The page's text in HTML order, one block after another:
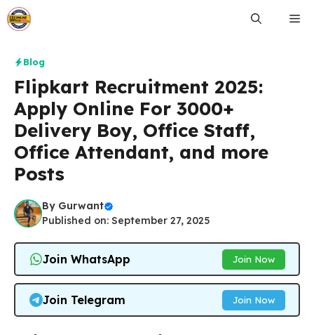
Skip
to
Blog
Flipkart Recruitment 2025:
Apply Online For 3000+
Delivery Boy, Office Staff,
Office Attendant, and more
Posts
By Gurwant
Published on: September 27, 2025
Join WhatsApp Join Now
Join Telegram Join Now